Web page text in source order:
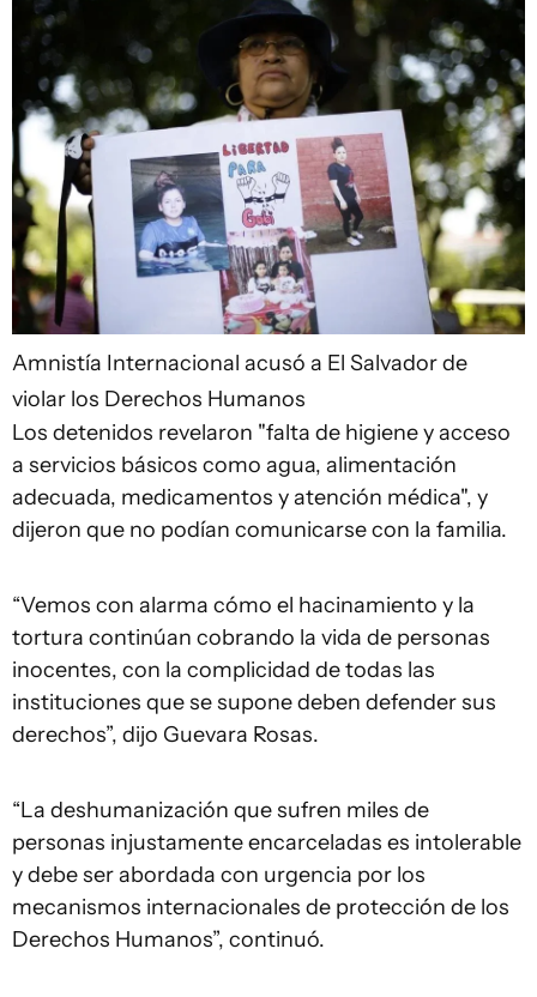
Amnistía Internacional acusó a El Salvador de
violar los Derechos Humanos
Los detenidos revelaron "falta de higiene y acceso
a servicios básicos como agua, alimentación
adecuada, medicamentos y atención médica", y
dijeron que no podían comunicarse con la familia.
“Vemos con alarma cómo el hacinamiento y la
tortura continúan cobrando la vida de personas
inocentes, con la complicidad de todas las
instituciones que se supone deben defender sus
derechos”, dijo Guevara Rosas.
“La deshumanización que sufren miles de
personas injustamente encarceladas es intolerable
y debe ser abordada con urgencia por los
mecanismos internacionales de protección de los
Derechos Humanos”, continuó.